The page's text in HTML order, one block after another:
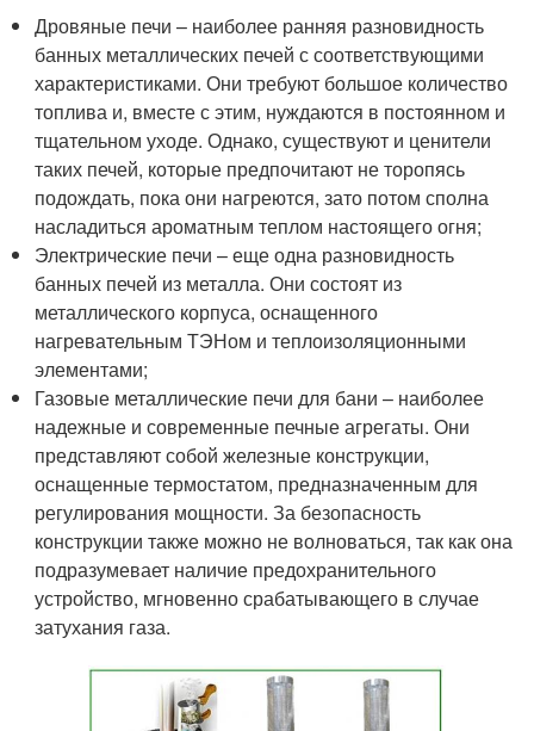
Дровяные печи – наиболее ранняя разновидность
банных металлических печей с соответствующими
характеристиками. Они требуют большое количество
топлива и, вместе с этим, нуждаются в постоянном и
тщательном уходе. Однако, существуют и ценители
таких печей, которые предпочитают не торопясь
подождать, пока они нагреются, зато потом сполна
насладиться ароматным теплом настоящего огня;
Электрические печи – еще одна разновидность
банных печей из металла. Они состоят из
металлического корпуса, оснащенного
нагревательным ТЭНом и теплоизоляционными
элементами;
Газовые металлические печи для бани – наиболее
надежные и современные печные агрегаты. Они
представляют собой железные конструкции,
оснащенные термостатом, предназначенным для
регулирования мощности. За безопасность
конструкции также можно не волноваться, так как она
подразумевает наличие предохранительного
устройство, мгновенно срабатывающего в случае
затухания газа.